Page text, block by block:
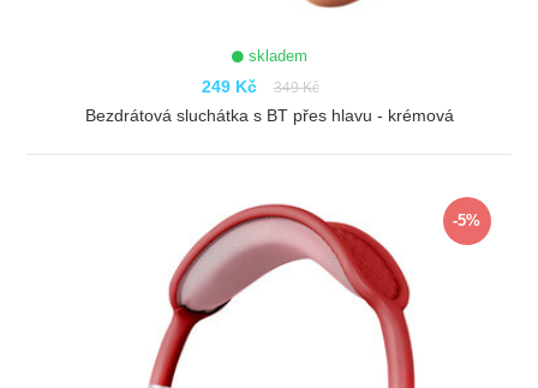
skladem
249 Kč 349 Kč
Bezdrátová sluchátka s BT přes hlavu - krémová
-5%